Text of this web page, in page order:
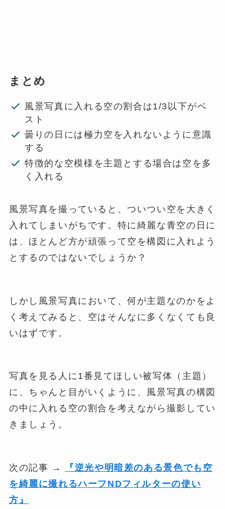
まとめ
風景写真に入れる空の割合は1/3以下がベ
スト
曇りの日には極力空を入れないように意識
する
特徴的な空模様を主題とする場合は空を多
く入れる
風景写真を撮っていると、ついつい空を大きく
入れてしまいがちです。特に綺麗な青空の日に
は、ほとんど方が頑張って空を構図に入れよう
とするのではないでしょうか？
しかし風景写真において、何が主題なのかをよ
く考えてみると、空はそんなに多くなくても良
いはずです。
写真を見る人に1番見てほしい被写体（主題）
に、ちゃんと目がいくように、風景写真の構図
の中に入れる空の割合を考えながら撮影してい
きましょう。
次の記事 →
『逆光や明暗差のある景色でも空
を綺麗に撮れるハーフNDフィルターの使い
方』